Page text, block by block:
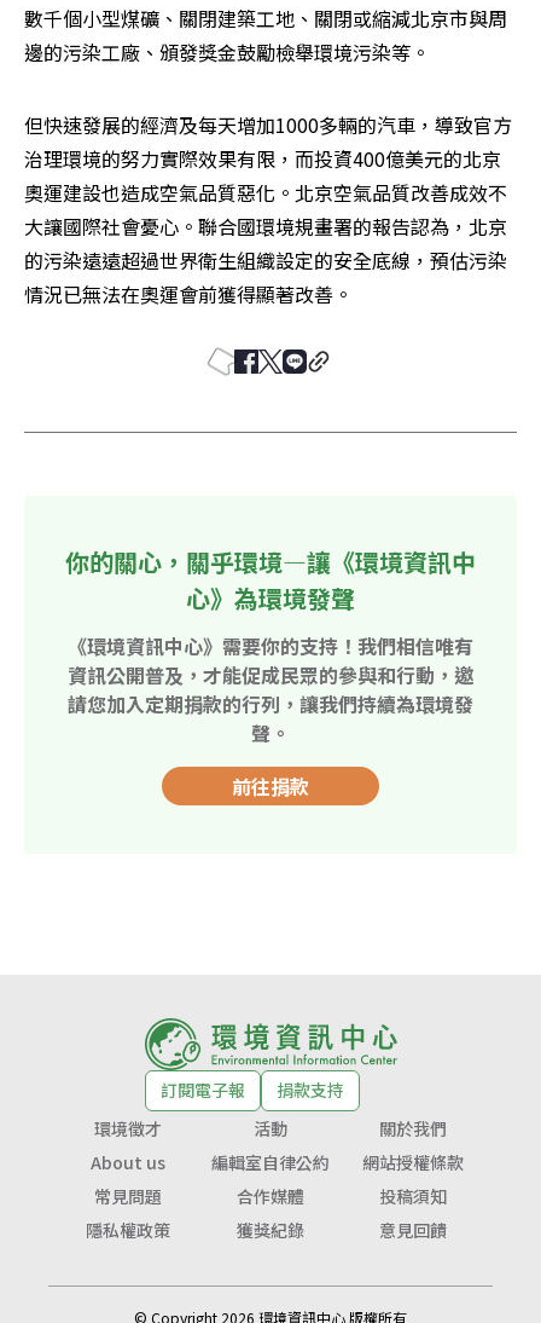
數千個小型煤礦、關閉建築工地、關閉或縮減北京市與周
邊的污染工廠、頒發獎金鼓勵檢舉環境污染等。
但快速發展的經濟及每天增加1000多輛的汽車，導致官方
治理環境的努力實際效果有限，而投資400億美元的北京
奧運建設也造成空氣品質惡化。北京空氣品質改善成效不
大讓國際社會憂心。聯合國環境規畫署的報告認為，北京
的污染遠遠超過世界衛生組織設定的安全底線，預估污染
情況已無法在奧運會前獲得顯著改善。
你的關心，關乎環境—讓《環境資訊中
心》為環境發聲
《環境資訊中心》需要你的支持！我們相信唯有
資訊公開普及，才能促成民眾的參與和行動，邀
請您加入定期捐款的行列，讓我們持續為環境發
聲。
前往捐款
訂閱電子報
捐款支持
環境徵才
活動
關於我們
About us
編輯室自律公約
網站授權條款
常見問題
合作媒體
投稿須知
隱私權政策
獲獎紀錄 意見回饋
© Copyright 2026 環境資訊中心 版權所有